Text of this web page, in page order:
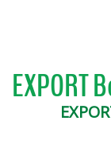
EXPORT